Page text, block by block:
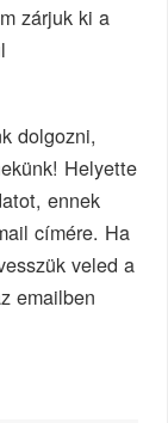
zárjuk ki a
dolgozni,
Helyette
ennek
címére. Ha
veled a
emailben